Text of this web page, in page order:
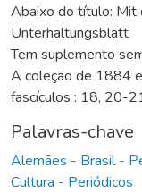
Abaixo do título: Mit
Unterhaltungsblatt
Tem suplemento
A coleção de 1884
fascículos : 18, 20-
Palavras-chave
Alemães - Brasil -
Cultura - Periódicos